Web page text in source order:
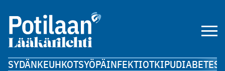
SYDÄNKEUHKOTSYÖPÄINFEKTIOTKIPUDIABETES